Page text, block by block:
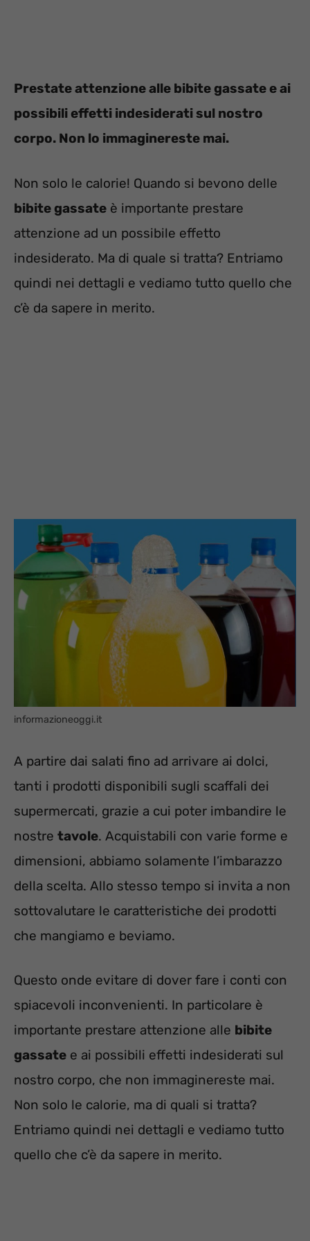
Prestate attenzione alle bibite gassate e ai
possibili effetti indesiderati sul nostro
corpo. Non lo immaginereste mai.
Non solo le calorie! Quando si bevono delle
bibite gassate è importante prestare
attenzione ad un possibile effetto
indesiderato. Ma di quale si tratta? Entriamo
quindi nei dettagli e vediamo tutto quello che
c’è da sapere in merito.
informazioneoggi.it
A partire dai salati fino ad arrivare ai dolci,
tanti i prodotti disponibili sugli scaffali dei
supermercati, grazie a cui poter imbandire le
nostre tavole. Acquistabili con varie forme e
dimensioni, abbiamo solamente l’imbarazzo
della scelta. Allo stesso tempo si invita a non
sottovalutare le caratteristiche dei prodotti
che mangiamo e beviamo.
Questo onde evitare di dover fare i conti con
spiacevoli inconvenienti. In particolare è
importante prestare attenzione alle bibite
gassate e ai possibili effetti indesiderati sul
nostro corpo, che non immaginereste mai.
Non solo le calorie, ma di quali si tratta?
Entriamo quindi nei dettagli e vediamo tutto
quello che c’è da sapere in merito.